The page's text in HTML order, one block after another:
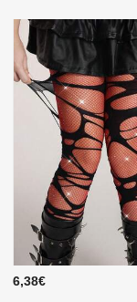
6,38€